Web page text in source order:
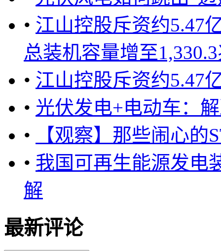
• 江山控股斥资约5.47
总装机容量增至
• 江山控股斥资约5.47
• 光伏发电+电动车：
•
【观察】那些闹心的
• 我国可再生能源发电
解
最新评论